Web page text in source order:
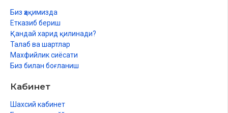
Биз ҳақимизда
Етказиб бериш
Қандай харид қилинади?
Талаб ва шартлар
Махфийлик сиёсати
Биз билан боғланиш
Кабинет
Шахсий кабинет